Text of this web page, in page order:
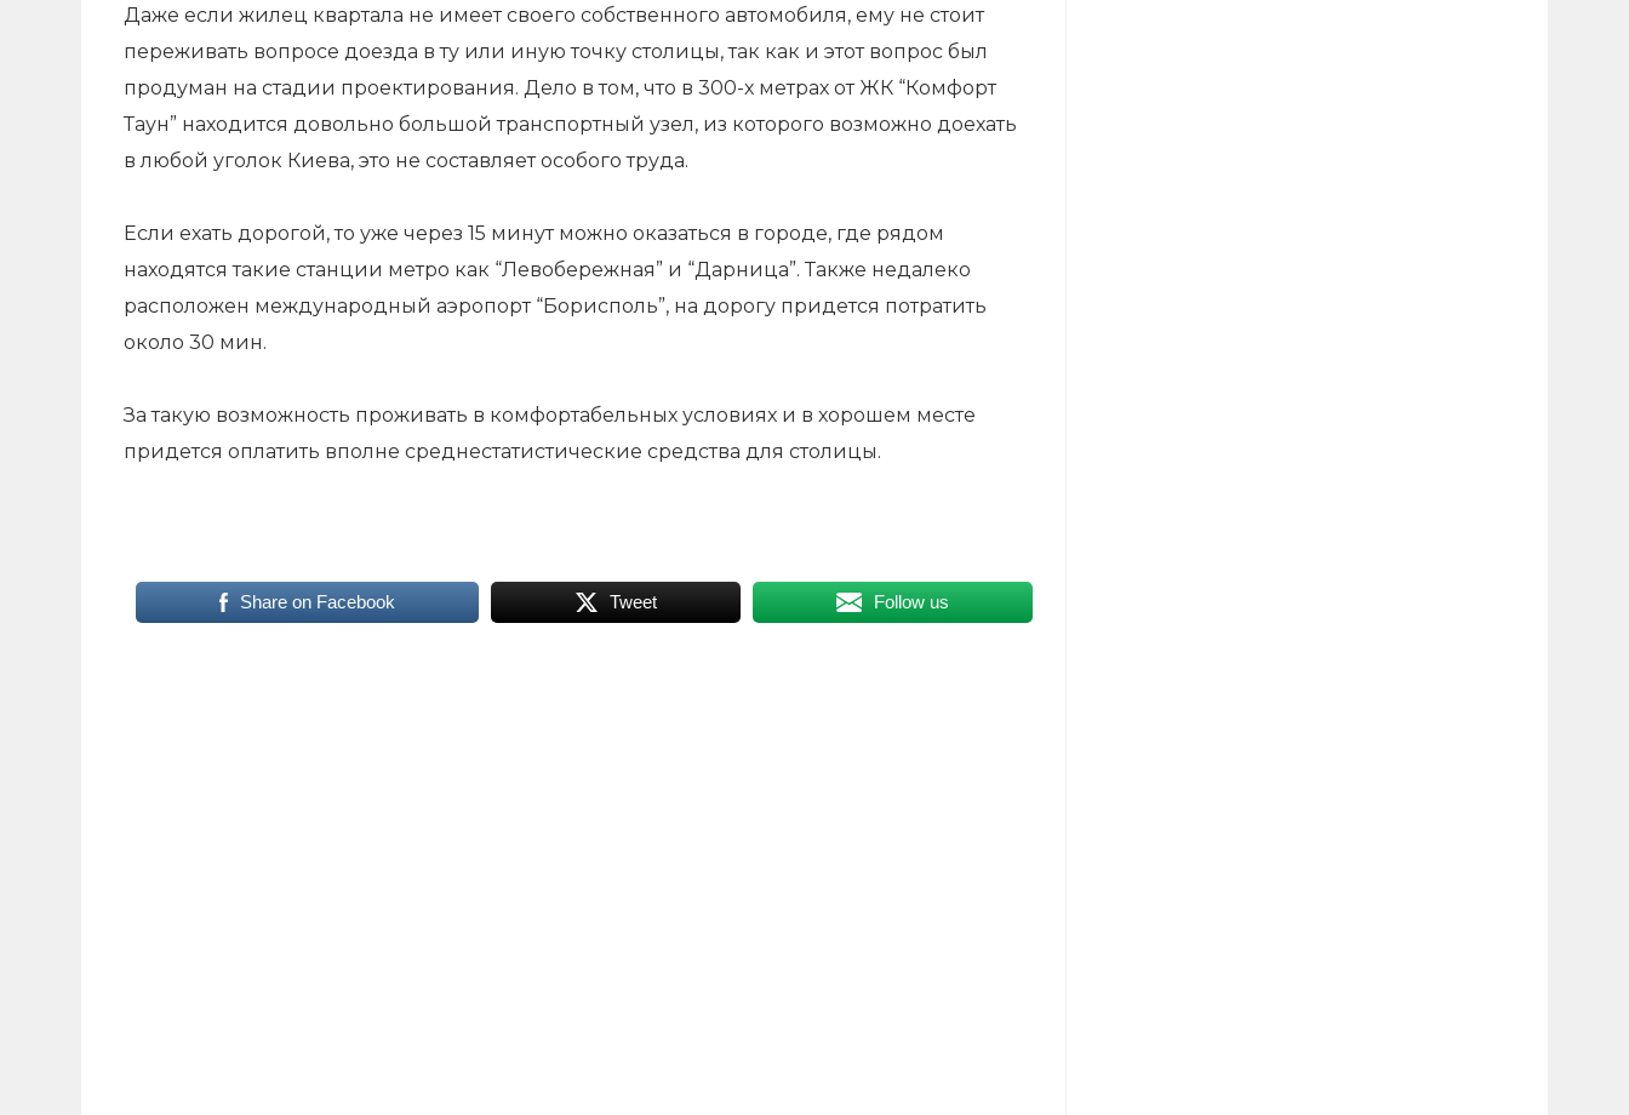
Даже если жилец квартала не имеет своего собственного автомобиля, ему не стоит
переживать вопросе доезда в ту или иную точку столицы, так как и этот вопрос был
продуман на стадии проектирования. Дело в том, что в 300-х метрах от ЖК “Комфорт
Таун” находится довольно большой транспортный узел, из которого возможно доехать
в любой уголок Киева, это не составляет особого труда.
Если ехать дорогой, то уже через 15 минут можно оказаться в городе, где рядом
находятся такие станции метро как “Левобережная” и “Дарница”. Также недалеко
расположен международный аэропорт “Борисполь”, на дорогу придется потратить
около 30 мин.
За такую возможность проживать в комфортабельных условиях и в хорошем месте
придется оплатить вполне среднестатистические средства для столицы.
Share on Facebook Tweet Follow us